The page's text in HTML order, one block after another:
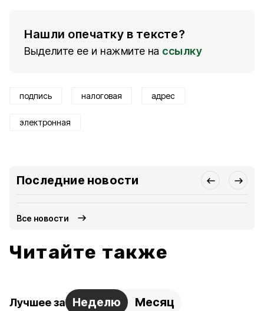
Нашли опечатку в тексте?
Выделите ее и нажмите на ссылку
подпись налоговая адрес
электронная
Последние новости
Все новости
Читайте также
Лучшее за Неделю Месяц